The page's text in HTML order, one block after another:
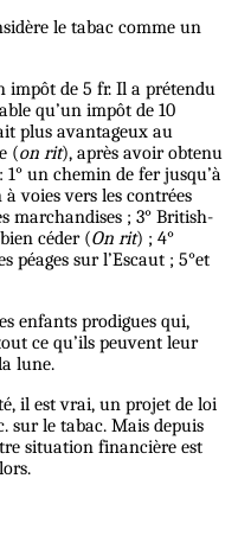
le tabac comme un
impôt de 5 fr. Il a prétendu
qu’un impôt de 10
plus avantageux au
(on rit), après avoir obtenu
un chemin de fer jusqu’à
voies vers les contrées
marchandises ; 3° British-
céder (On rit) ; 4°
péages sur l’Escaut ; 5°et
enfants prodigues qui,
ce qu’ils peuvent leur
lune.
il est vrai, un projet de loi
sur le tabac. Mais depuis
situation financière est